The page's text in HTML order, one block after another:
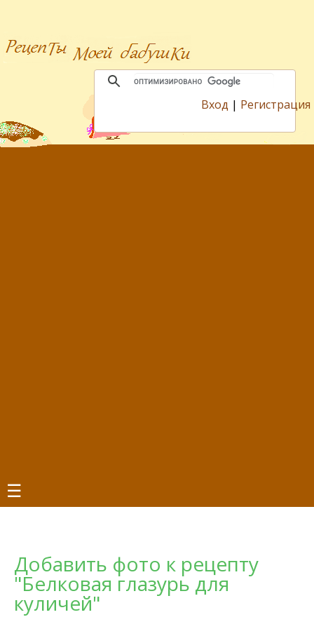
Вход | Регистрация
☰
Добавить фото к рецепту
"Белковая глазурь для
куличей"